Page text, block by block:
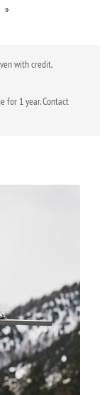
with credit,
for 1 year. Contact